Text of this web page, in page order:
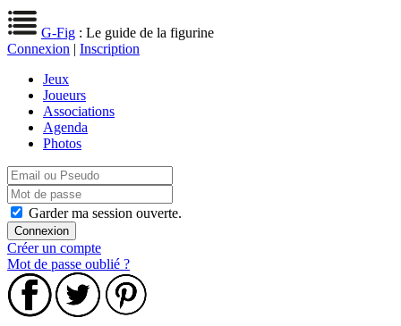
G-Fig : Le guide de la figurine
Connexion | Inscription
Jeux
Joueurs
Associations
Agenda
Photos
Garder ma session ouverte.
Créer un compte
Mot de passe oublié ?